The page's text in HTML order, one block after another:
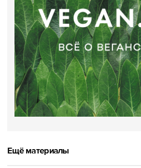
Ещё материалы